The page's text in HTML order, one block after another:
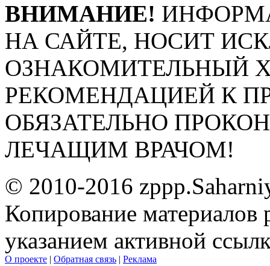
ВНИМАНИЕ!
НА САЙТЕ, НОСИТ
ОЗНАКОМИТЕЛЬНЫЙ
РЕКОМЕНДАЦИЕЙ К
ОБЯЗАТЕЛЬНО
ЛЕЧАЩИМ ВРАЧОМ!
© 2010-2016
Копирование материалов
указанием активной
О проекте | Обратная связь | Реклама